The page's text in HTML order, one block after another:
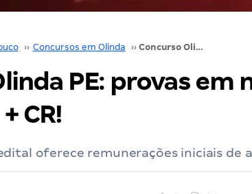
›› Concursos em Olinda ›› Concurso Olinda PE: provas em novembro! 506 VAGAS + CR!
PE: provas em
CR!
oferece remunerações iniciais de